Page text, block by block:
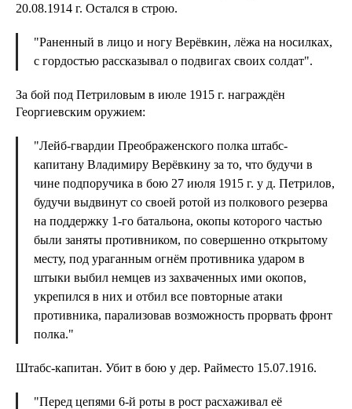
20.08.1914 г. Остался в строю.
"Раненный в лицо и ногу Верёвкин, лёжа на носилках,
с гордостью рассказывал о подвигах своих солдат".
За бой под Петриловым в июле 1915 г. награждён
Георгиевским оружием:
"Лейб-гвардии Преображенского полка штабс-
капитану Владимиру Верёвкину за то, что будучи в
чине подпоручика в бою 27 июля 1915 г. у д. Петрилов,
будучи выдвинут со своей ротой из полкового резерва
на поддержку 1-го батальона, окопы которого частью
были заняты противником, по совершенно открытому
месту, под ураганным огнём противника ударом в
штыки выбил немцев из захваченных ими окопов,
укрепился в них и отбил все повторные атаки
противника, парализовав возможность прорвать фронт
полка."
Штабс-капитан. Убит в бою у дер. Райместо 15.07.1916.
"Перед цепями 6-й роты в рост расхаживал её